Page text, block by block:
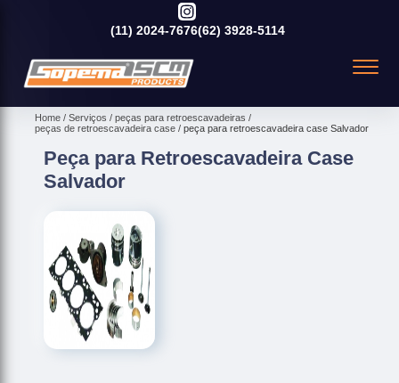
(11) 2024-7676(62) 3928-5114
Home Serviços
peças para retroescavadeiras
peças de retroescavadeira case
peça para retroescavadeira case Salvador
Peça para Retroescavadeira Case
Salvador